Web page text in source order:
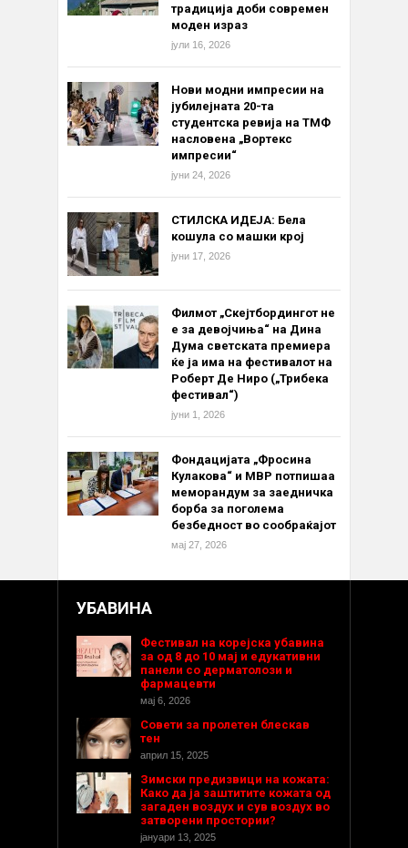
традиција доби современ
моден израз
јули 16, 2026
Нови модни импресии на
јубилејната 20-та
студентска ревија на ТМФ
насловена „Вортекс
импресии“
јуни 24, 2026
СТИЛСКА ИДЕЈА: Бела
кошула со машки крој
јуни 17, 2026
Филмот „Скејтбордингот не
е за девојчиња“ на Дина
Дума светската премиера
ќе ја има на фестивалот на
Роберт Де Ниро („Трибека
фестивал“)
јуни 1, 2026
Фондацијата „Фросина
Кулакова“ и МВР потпишаа
меморандум за заедничка
борба за поголема
безбедност во сообраќајот
мај 27, 2026
УБАВИНА
Фестивал на корејска убавина
за од 8 до 10 мај и едукативни
панели со дерматолози и
фармацевти
мај 6, 2026
Совети за пролетен блескав
тен
април 15, 2025
Зимски предизвици на кожата:
Како да ја заштитите кожата од
загаден воздух и сув воздух во
затворени простории?
јануари 13, 2025